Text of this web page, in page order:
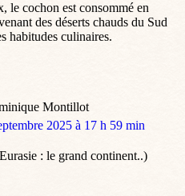
le cochon est consommé en
des déserts chauds du Sud
habitudes culinaires.
Montillot
2025 à 17 h 59 min
: le grand continent..)